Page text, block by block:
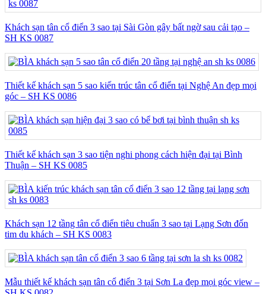
Khách sạn tân cổ điển 3 sao tại Sài Gòn gây bất ngờ sau cải tạo –
SH KS 0087
Thiết kế khách sạn 5 sao kiến trúc tân cổ điển tại Nghệ An đẹp mọi
góc – SH KS 0086
Thiết kế khách sạn 3 sao tiện nghi phong cách hiện đại tại Bình
Thuận – SH KS 0085
Khách sạn 12 tầng tân cổ điển tiêu chuẩn 3 sao tại Lạng Sơn đốn
tim du khách – SH KS 0083
Mẫu thiết kế khách sạn tân cổ điển 3 tại Sơn La đẹp mọi góc view –